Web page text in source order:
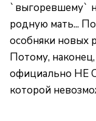
`выгоревшему`
родную мать...
особняки новых
Потому,
официально НЕ
которой